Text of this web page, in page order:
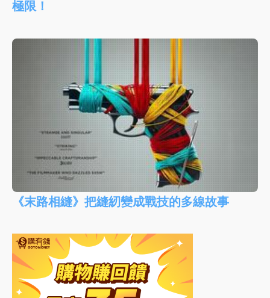
極限！
《末路相縫》把縫紉變成戰技的多線故事